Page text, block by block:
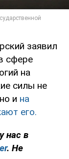
заявил
сфере
на
силы не
и на
его.
нас в
. Не